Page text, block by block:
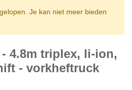
Je kan niet meer bieden
- 4.8m triplex, li-ion,
- vorkheftruck